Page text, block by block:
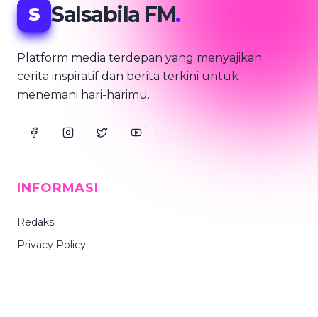
S Salsabila FM.
Platform media terdepan yang menyajikan
cerita inspiratif dan berita terkini untuk
menemani hari-harimu.
INFORMASI
Redaksi
Privacy Policy